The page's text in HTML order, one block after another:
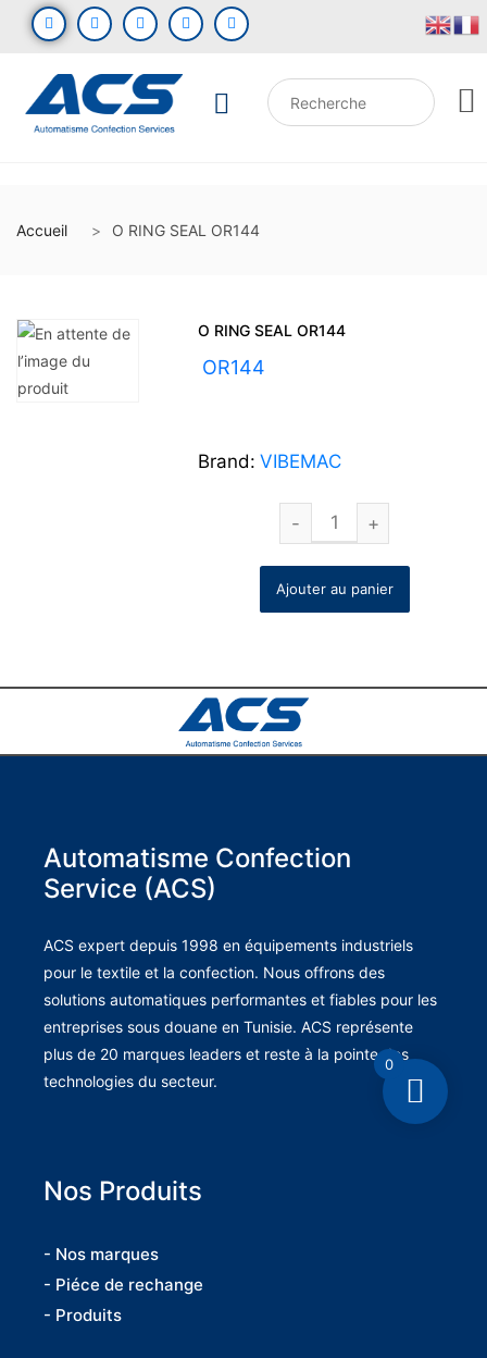
Accueil O RING SEAL OR144
O RING SEAL OR144
OR144
Brand: VIBEMAC
Ajouter au panier
Automatisme Confection
Service (ACS)
ACS expert depuis 1998 en équipements industriels
pour le textile et la confection. Nous offrons des
solutions automatiques performantes et fiables pour les
entreprises sous douane en Tunisie. ACS représente
plus de 20 marques leaders et reste à la pointe des
technologies du secteur.
Nos Produits
- Nos marques
- Piéce de rechange
- Produits
0